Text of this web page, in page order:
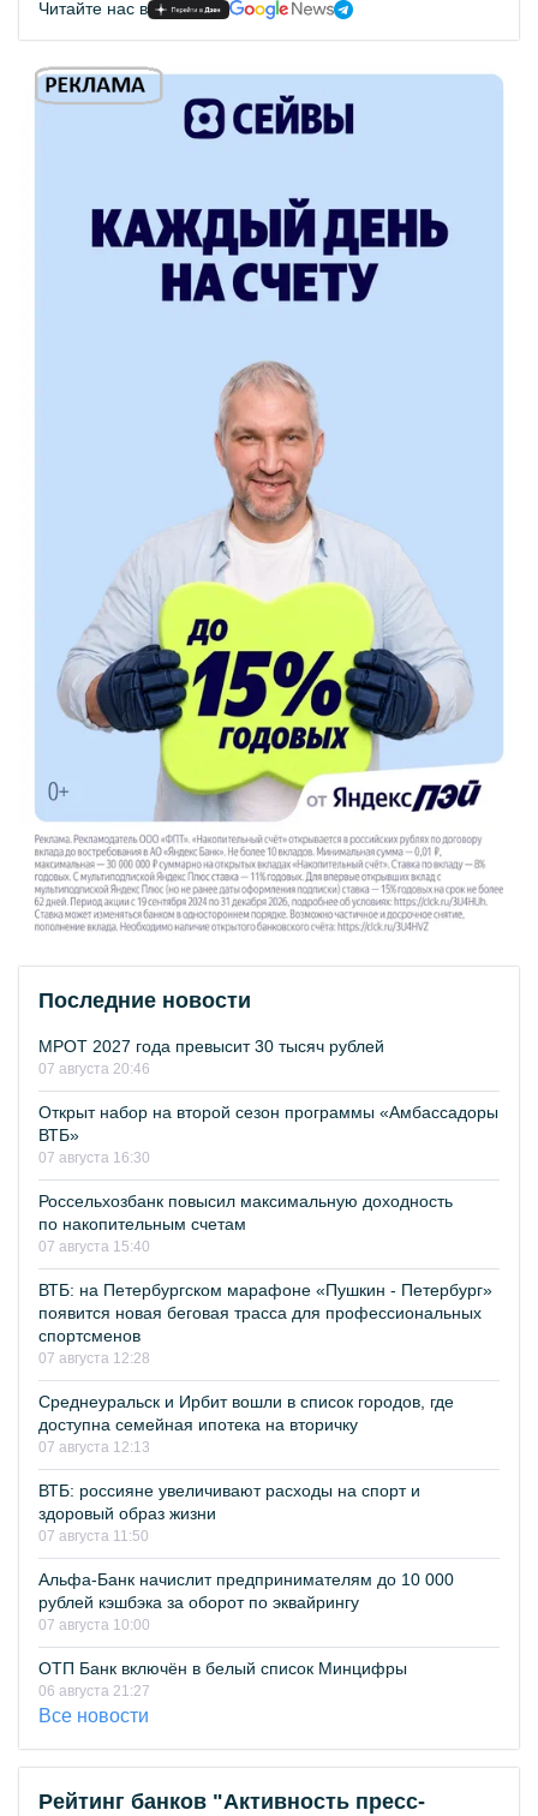
Читайте нас в
Последние новости
МРОТ 2027 года превысит 30 тысяч рублей
07 августа 20:46
Открыт набор на второй сезон программы «Амбассадоры
ВТБ»
07 августа 16:30
Россельхозбанк повысил максимальную доходность
по накопительным счетам
07 августа 15:40
ВТБ: на Петербургском марафоне «Пушкин - Петербург»
появится новая беговая трасса для профессиональных
спортсменов
07 августа 12:28
Среднеуральск и Ирбит вошли в список городов, где
доступна семейная ипотека на вторичку
07 августа 12:13
ВТБ: россияне увеличивают расходы на спорт и
здоровый образ жизни
07 августа 11:50
Альфа-Банк начислит предпринимателям до 10 000
рублей кэшбэка за оборот по эквайрингу
07 августа 10:00
ОТП Банк включён в белый список Минцифры
06 августа 21:27
Все новости
Рейтинг банков "Активность пресс-